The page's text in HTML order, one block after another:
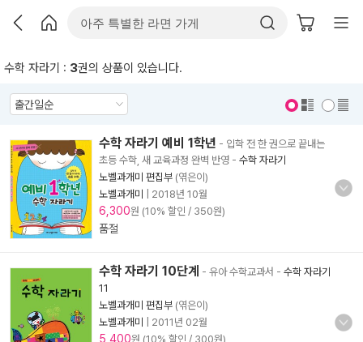
수학 자라기 : 3권의 상품이 있습니다.
수학 자라기 예비 1학년 - 입학 전 한 권으로 끝내는
초등 수학, 새 교육과정 완벽 반영 - 수학 자라기
노벨과개미 편집부 (엮은이)
노벨과개미
2018년 10월
6,300원 (10% 할인 / 350원)
품절
수학 자라기 10단계 - 유아 수학교과서 - 수학 자라기
11
노벨과개미 편집부 (엮은이)
노벨과개미
2011년 02월
5,400원 (10% 할인 / 300원)